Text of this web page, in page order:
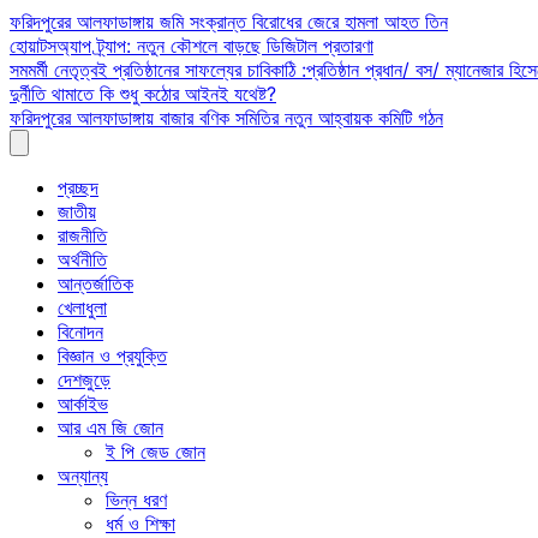
Skip
to
content
ফরিদপুরের আলফাডাঙ্গায় জমি সংক্রান্ত বিরোধের জেরে হামলা আহত তিন
হোয়াটসঅ্যাপ ট্র্যাপ: নতুন কৌশলে বাড়ছে ডিজিটাল প্রতারণা
সমমর্মী নেতৃত্বই প্রতিষ্ঠানের সাফল্যের চাবিকাঠি :প্রতিষ্ঠান প্রধান/ বস/ ম্যানেজার
দুর্নীতি থামাতে কি শুধু কঠোর আইনই যথেষ্ট?
ফরিদপুরের আলফাডাঙ্গায় বাজার বণিক সমিতির নতুন আহ্বায়ক কমিটি গঠন
প্রচ্ছদ
জাতীয়
রাজনীতি
অর্থনীতি
আন্তর্জাতিক
খেলাধুলা
বিনোদন
বিজ্ঞান ও প্রযুক্তি
দেশজুড়ে
আর্কাইভ
আর এম জি জোন
ই পি জেড জোন
অন্যান্য
ভিন্ন ধরণ
ধর্ম ও শিক্ষা